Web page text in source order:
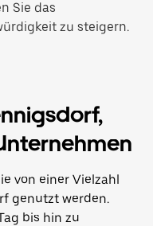
Sie das
zu steigern.
von einer Vielzahl
genutzt werden.
bis hin zu